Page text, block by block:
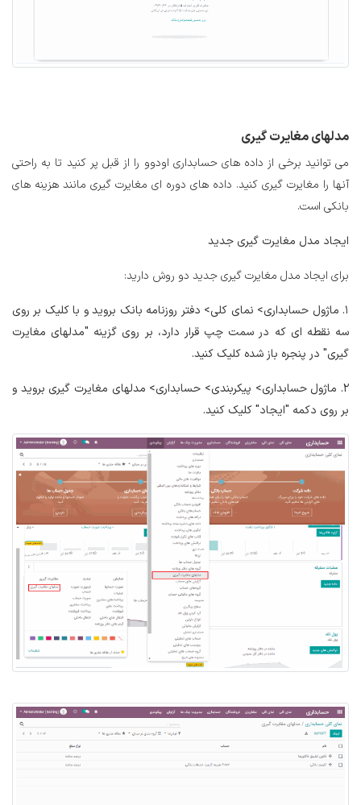
مدلهای مغایرت گیری
می توانید برخی از داده های حسابداری اودوو را از قبل پر کنید تا به راحتی
آنها را مغایرت گیری کنید. داده های دوره ای مغایرت گیری مانند هزینه های
بانکی است.
ایجاد مدل مغایرت گیری جدید
برای ایجاد مدل مغایرت گیری جدید دو روش دارید:
1. ماژول حسابداری> نمای کلی> دفتر روزنامه بانک بروید و با کلیک بر روی
سه نقطه ای که در سمت چپ قرار دارد، بر روی گزینه "مدلهای مغایرت
گیری" در پنجره باز شده کلیک کنید.
2. ماژول حسابداری> پیکربندی> حسابداری> مدلهای مغایرت گیری بروید و
بر روی دکمه "ایجاد" کلیک کنید.